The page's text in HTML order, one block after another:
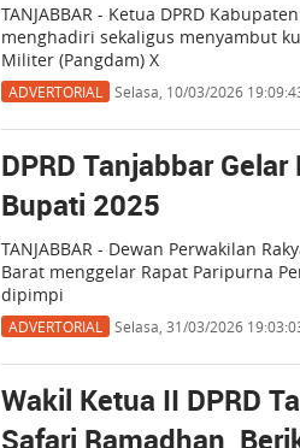
TANJABBAR - Ketua DPRD
menghadiri sekaligus menyambut
Militer (Pangdam) X
ADVERTORIAL Selasa, 10/03/2026
DPRD Tanjabbar
Bupati 2025
TANJABBAR - Dewan Perwakilan
Barat menggelar Rapat Paripurna
dipimpi
ADVERTORIAL Selasa, 31/03/2026
Wakil Ketua II DPRD